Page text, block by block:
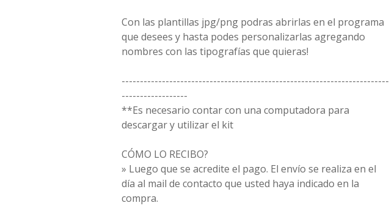
Con las plantillas jpg/png podras abrirlas en el programa
que desees y hasta podes personalizarlas agregando
nombres con las tipografías que quieras!
-------------------------------------------------------------------------
------------------
**Es necesario contar con una computadora para
descargar y utilizar el kit
CÓMO LO RECIBO?
» Luego que se acredite el pago. El envío se realiza en el
día al mail de contacto que usted haya indicado en la
compra.